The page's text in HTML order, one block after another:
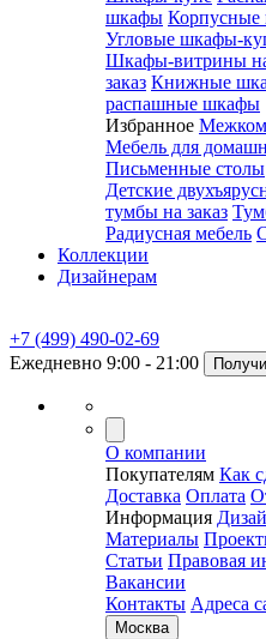
шкафы
Угловые шкафы-
Шкафы-витрины на
заказ Книжные
распашные шкафы
Избранное
Мебель для
Письменные столы
Детские
тумбы на заказ
Радиусная мебель
Коллекции
Дизайнерам
+7 (499) 490-02-69
Ежедневно 9:00 - 21:00
О компании
Покупателям Как
Доставка Оплата
Информация
Материалы
Статьи Правовая
Вакансии
Контакты Адреса
Москва